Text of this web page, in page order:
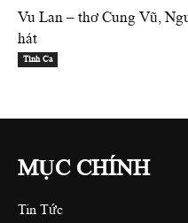
Vu Lan – thơ Cung Vũ,
hát
Tình Ca
MỤC CHÍNH
Tin Tức